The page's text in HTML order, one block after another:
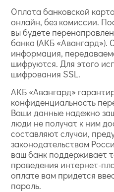
Оплата банковской
онлайн, без комиссии.
вы будете
банка (АКБ «Авангард»).
информация,
шифруются. Для этого
шифрования SSL.
АКБ «Авангард»
конфиденциальность
Ваши данные надежно
люди не получат к ним
составляют случаи,
законодательством
ваш банк поддерживает
проведения интернет-
оплате вам придется
пароль.